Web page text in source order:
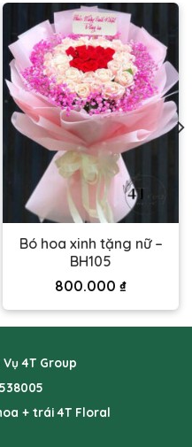
Bó hoa xinh tặng nữ –
BH105
800.000 ₫
Vụ 4T Group
+ trái 4T Floral